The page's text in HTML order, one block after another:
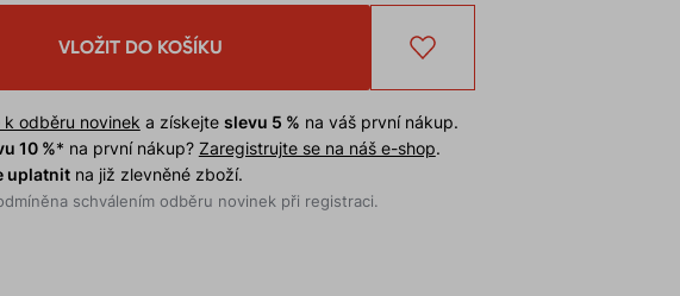
VLOŽIT DO KOŠÍKU
k odběru novinek a získejte slevu 5 % na váš první nákup.
10 %* na první nákup? Zaregistrujte se na náš e-shop.
uplatnitna již zlevněné zboží.
schválením odběru novinek při registraci.